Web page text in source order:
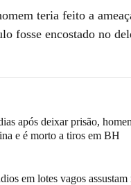
teria feito a
fosse encostado no
após deixar prisão,
e é morto a tiros em BH
em lotes vagos assustam